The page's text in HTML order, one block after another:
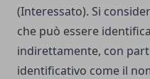
(Interessato). Si
che può essere
indirettamente, con
identificativo come il